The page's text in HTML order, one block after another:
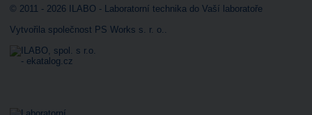
© 2011 - 2026 ILABO - Laboratorní technika do Vaší laboratoře
Vytvořila společnost PS Works s. r. o. .